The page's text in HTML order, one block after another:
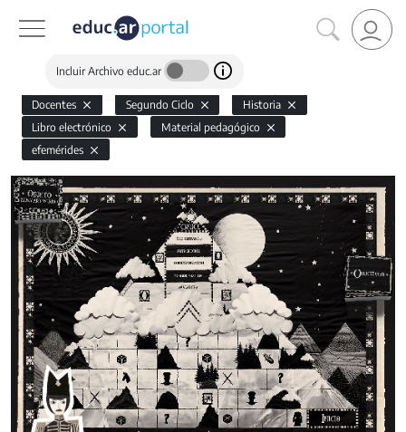
Incluir Archivo educ.ar
Docentes Segundo Ciclo
Historia
Libro electrónico
Material pedagógico
efemérides